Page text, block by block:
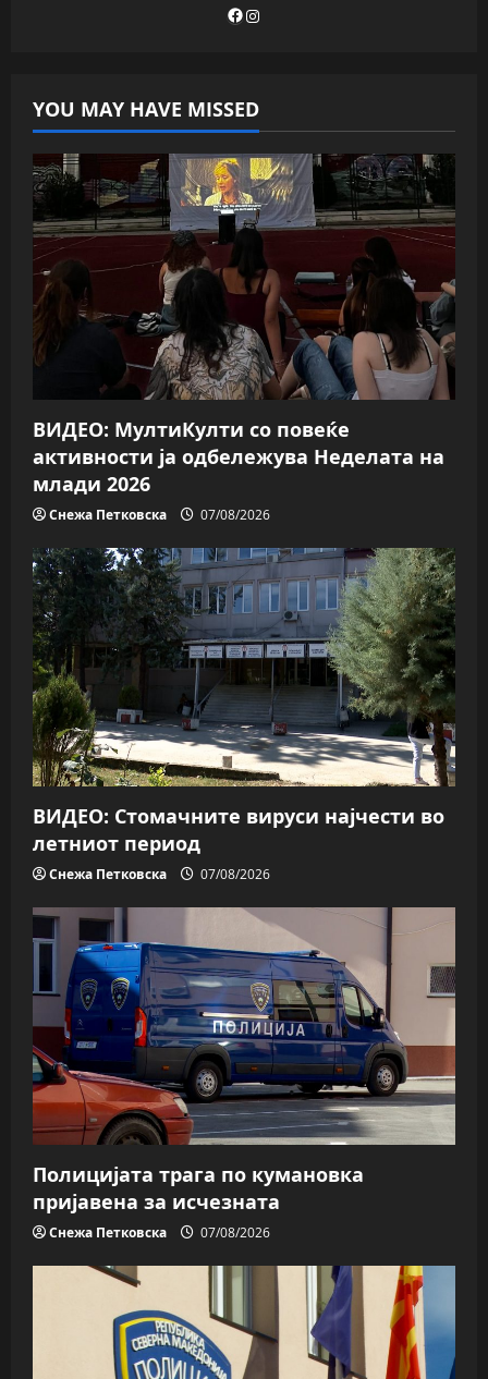
Facebook
Instagram
YOU MAY HAVE MISSED
ВИДЕО: МултиКулти со повеќе
активности ја одбележува Неделата на
млади 2026
Снежа Петковска 07/08/2026
ВИДЕО: Стомачните вируси најчести во
летниот период
Снежа Петковска 07/08/2026
Полицијата трага пo кумановка
пријавена за исчезната
Снежа Петковска 07/08/2026